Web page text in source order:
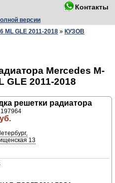
Контакты
версии
ML GLE 2011-2018 » КУЗОВ
Mercedes M-
GLE 2011-2018
решетки радиатора
13